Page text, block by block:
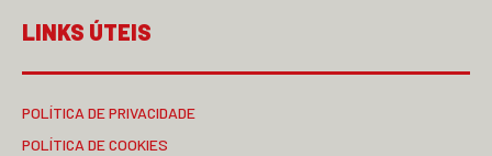
LINKS ÚTEIS
POLÍTICA DE PRIVACIDADE
POLÍTICA DE COOKIES